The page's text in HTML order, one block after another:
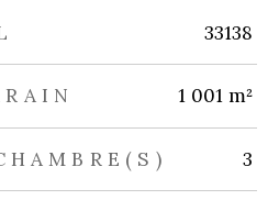
TRAD_ZEPHYR_Valeurs
33138
1 001 m²
3